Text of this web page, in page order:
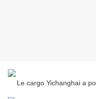
Le cargo Yichanghai a